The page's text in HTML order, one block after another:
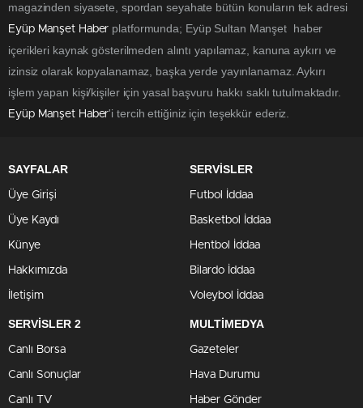
magazinden siyasete, spordan seyahate bütün konuların tek adresi
Eyüp Manşet Haber platformunda; Eyüp Sultan Manşet haber
içerikleri kaynak gösterilmeden alıntı yapılamaz, kanuna aykırı ve
izinsiz olarak kopyalanamaz, başka yerde yayınlanamaz. Aykırı
işlem yapan kişi/kişiler için yasal başvuru hakkı saklı tutulmaktadır.
Eyüp Manşet Haber'i tercih ettiğiniz için teşekkür ederiz.
SAYFALAR
Üye Girişi
Üye Kaydı
Künye
Hakkımızda
İletişim
SERVİSLER
Futbol İddaa
Basketbol İddaa
Hentbol İddaa
Bilardo İddaa
Voleybol İddaa
SERVİSLER 2
Canlı Borsa
Canlı Sonuçlar
Canlı TV
MULTİMEDYA
Gazeteler
Hava Durumu
Haber Gönder